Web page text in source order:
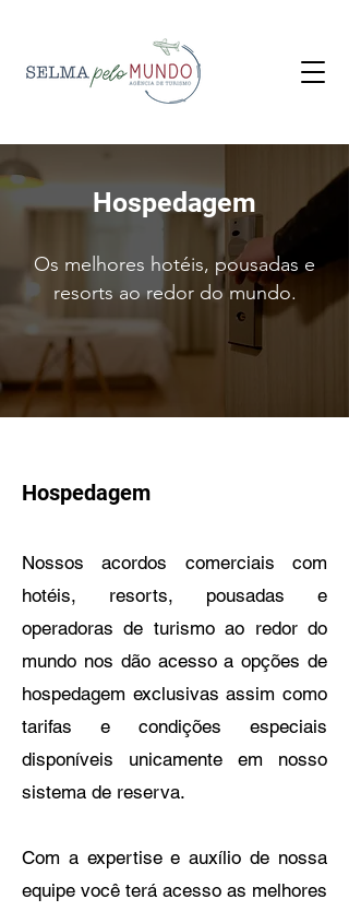
Hospedagem
Os melhores hotéis, pousadas e
resorts ao redor do mundo.
Hospedagem
Nossos acordos comerciais com
hotéis, resorts, pousadas e
operadoras de turismo ao redor do
mundo nos dão acesso a opções de
hospedagem exclusivas assim como
tarifas e condições especiais
disponíveis unicamente em nosso
sistema de reserva.
Com a expertise e auxílio de nossa
equipe você terá acesso as melhores